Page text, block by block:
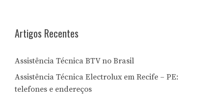
Artigos Recentes
Assistência Técnica BTV no Brasil
Assistência Técnica Electrolux em Recife – PE:
telefones e endereços